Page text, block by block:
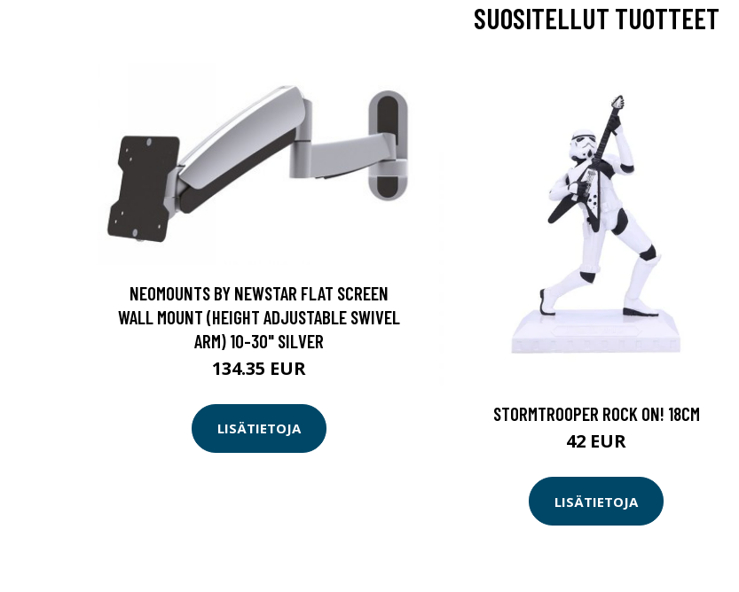
SUOSITELLUT TUOTTEET
NEOMOUNTS BY NEWSTAR FLAT SCREEN
WALL MOUNT (HEIGHT ADJUSTABLE SWIVEL
ARM) 10-30" SILVER
134.35 EUR
LISÄTIETOJA
STORMTROOPER ROCK ON! 18CM
42 EUR
LISÄTIETOJA